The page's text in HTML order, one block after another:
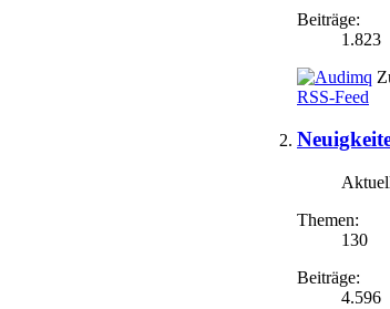
Beiträge:
1.823
RSS-Feed
Themen:
130
Beiträge:
4.596